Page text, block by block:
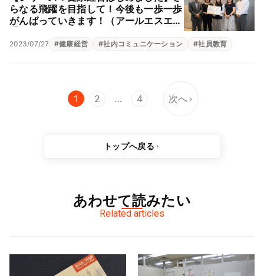
らなる飛躍を目指して！今後も一歩一歩
がんばっていきます！（アールエスエス
2023/07/27 #健康経営 #社内コミュニケーション #社員教育
1 2 … 4 次へ
トップへ戻る
あわせて読みたい
Related articles